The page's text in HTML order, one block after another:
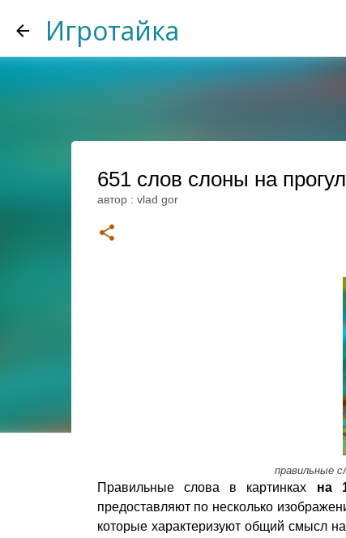
Игротайка
651 слов слоны на
автор : vlad gor
правильные
Правильные слова в картинках на
предоставляют по несколько
которые характеризуют общий смысл